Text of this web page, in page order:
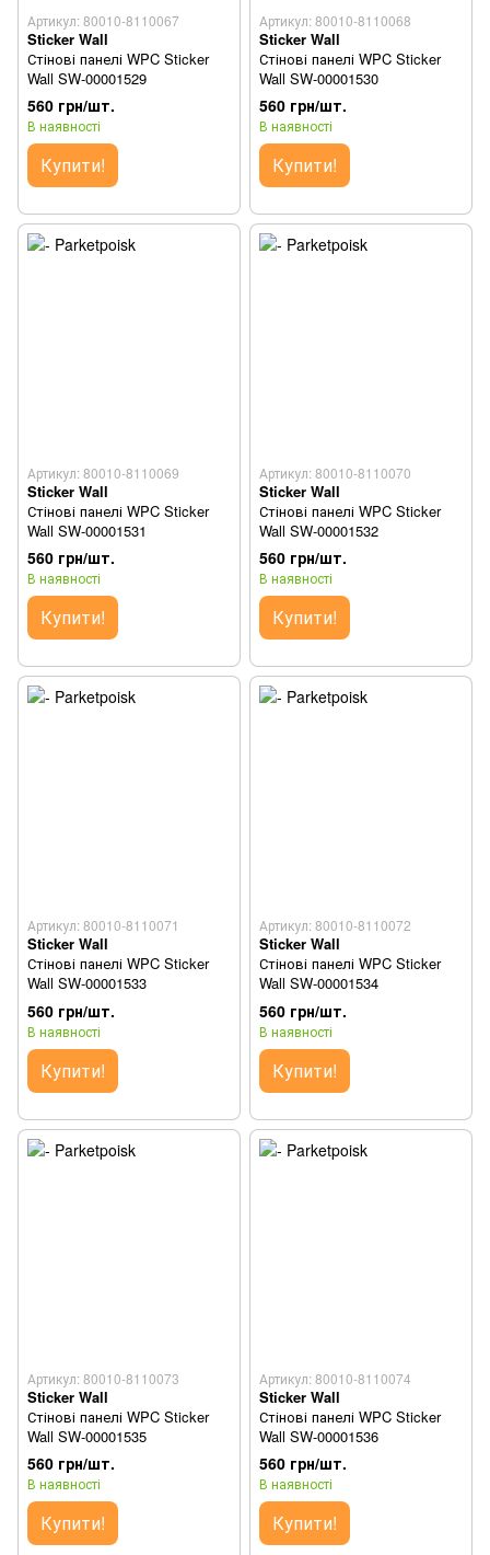
Артикул: 80010-8110067
Sticker Wall
Стінові панелі WPC Sticker
Wall SW-00001529
560 грн/шт.
В наявності
Купити!
Артикул: 80010-8110068
Sticker Wall
Стінові панелі WPC Sticker
Wall SW-00001530
560 грн/шт.
В наявності
Купити!
Артикул: 80010-8110069
Sticker Wall
Стінові панелі WPC Sticker
Wall SW-00001531
560 грн/шт.
В наявності
Купити!
Артикул: 80010-8110070
Sticker Wall
Стінові панелі WPC Sticker
Wall SW-00001532
560 грн/шт.
В наявності
Купити!
Артикул: 80010-8110071
Sticker Wall
Стінові панелі WPC Sticker
Wall SW-00001533
560 грн/шт.
В наявності
Купити!
Артикул: 80010-8110072
Sticker Wall
Стінові панелі WPC Sticker
Wall SW-00001534
560 грн/шт.
В наявності
Купити!
Артикул: 80010-8110073
Sticker Wall
Стінові панелі WPC Sticker
Wall SW-00001535
560 грн/шт.
В наявності
Купити!
Артикул: 80010-8110074
Sticker Wall
Стінові панелі WPC Sticker
Wall SW-00001536
560 грн/шт.
В наявності
Купити!